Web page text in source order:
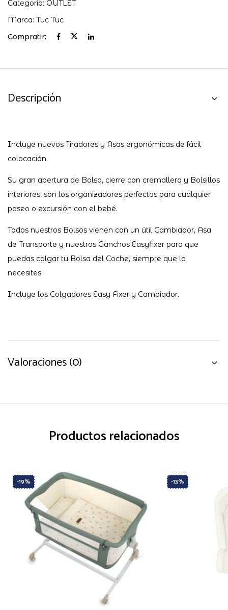
Categoría: OUTLET
Marca: Tuc Tuc
Compratir:
Descripción
Incluye nuevos Tiradores y Asas ergonómicas de fácil
colocación.
Su gran apertura de Bolso, cierre con cremallera y Bolsillos
interiores, son los organizadores perfectos para cualquier
paseo o excursión con el bebé.
Todos nuestros Bolsos vienen con un útil Cambiador, Asa
de Transporte y nuestros Ganchos Easyfixer para que
puedas colgar tu Bolsa del Coche, siempre que lo
necesites.
Incluye los Colgadores Easy Fixer y Cambiador.
Valoraciones (0)
Productos relacionados
-19% -13%